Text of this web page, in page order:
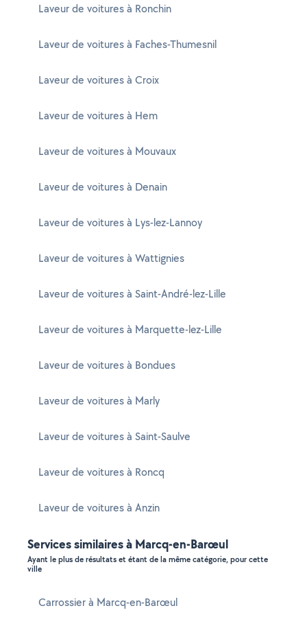
Laveur de voitures à Ronchin
Laveur de voitures à Faches-Thumesnil
Laveur de voitures à Croix
Laveur de voitures à Hem
Laveur de voitures à Mouvaux
Laveur de voitures à Denain
Laveur de voitures à Lys-lez-Lannoy
Laveur de voitures à Wattignies
Laveur de voitures à Saint-André-lez-Lille
Laveur de voitures à Marquette-lez-Lille
Laveur de voitures à Bondues
Laveur de voitures à Marly
Laveur de voitures à Saint-Saulve
Laveur de voitures à Roncq
Laveur de voitures à Anzin
Services similaires à Marcq-en-Barœul
Ayant le plus de résultats et étant de la même catégorie, pour cette
ville
Carrossier à Marcq-en-Barœul